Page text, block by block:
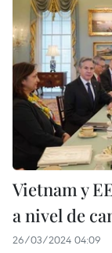
Vietnam y
a nivel de
26/03/2024 04:09